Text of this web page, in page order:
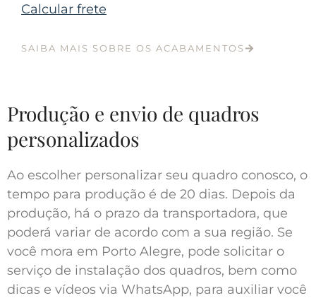
Calcular frete
SAIBA MAIS SOBRE OS ACABAMENTOS
Produção e envio de quadros
personalizados
Ao escolher personalizar seu quadro conosco, o
tempo para produção é de 20 dias. Depois da
produção, há o prazo da transportadora, que
poderá variar de acordo com a sua região. Se
você mora em Porto Alegre, pode solicitar o
serviço de instalação dos quadros, bem como
dicas e vídeos via WhatsApp, para auxiliar você